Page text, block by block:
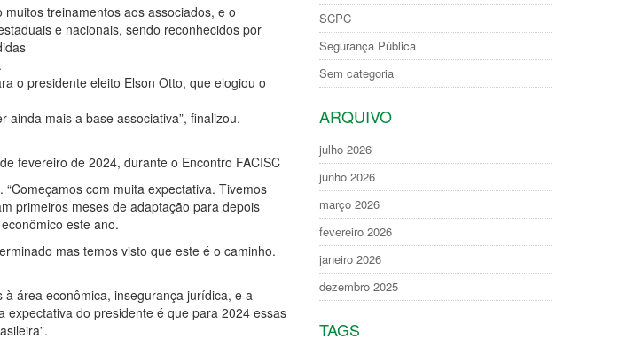
treinamentos aos associados, e o
e nacionais, sendo reconhecidos por
o presidente eleito Elson Otto, que elogiou o
mais a base associativa”, finalizou.
fevereiro de 2024, durante o Encontro FACISC
com muita expectativa. Tivemos
primeiros meses de adaptação para depois
este ano.
mas temos visto que este é o caminho.
área econômica, insegurança jurídica, e a
expectativa do presidente é que para 2024 essas
SCPC
Segurança Pública
Sem categoria
ARQUIVO
julho 2026
junho 2026
março 2026
fevereiro 2026
janeiro 2026
dezembro 2025
TAGS